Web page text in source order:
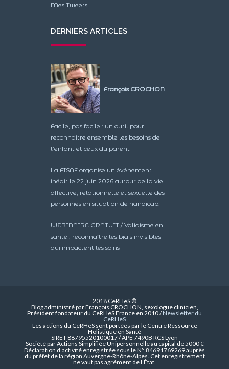
Mes Tweets
DERNIERS ARTICLES
François CROCHON
Facile, pas facile : un outil pour
reconnaître ensemble les besoins de
l’enfant et ceux du parent
La FISAF organise un événement
inédit le 22 juin 2026 autour de la vie
affective, relationnelle et sexuelle des
personnes en situation de handicap.
WEBINAIRE GRATUIT / Validisme en
santé : reconnaître les biais invisibles
qui impactent les soins
2018 CeRHeS ©
Blog administré par François CROCHON, sexologue clinicien,
Président fondateur du CeRHeS France en 2010 /Newsletter du
CeRHeS
Les actions du CeRHeS sont portées par le Centre Ressource
Holistique en Santé
SIRET 88795520100017 / APE 7490B RCS Lyon
Société par Actions Simplifiée Unipersonnelle au capital de 5000 €
Déclaration d’activité enregistrée sous le N° 84691769269 auprès
du préfet de la région Auvergne-Rhône-Alpes. Cet enregistrement
ne vaut pas agrément de l’État.